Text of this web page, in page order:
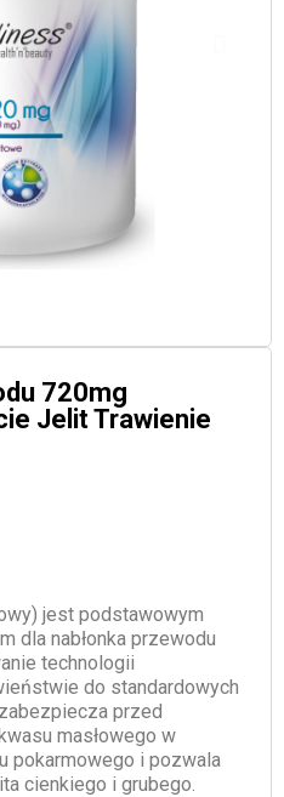
720mg
Jelit Trawienie
jest podstawowym
dla nabłonka przewodu
technologii
do standardowych
przed
masłowego w
pokarmowego i pozwala
cienkiego i grubego.